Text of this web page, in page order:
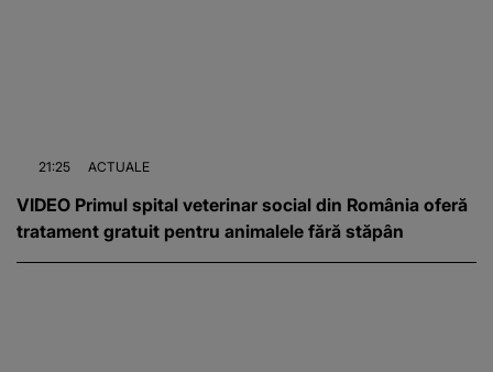
21:25 ACTUALE
VIDEO Primul spital veterinar social din România oferă
tratament gratuit pentru animalele fără stăpân